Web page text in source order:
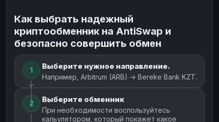
Как выбрать надежный
криптообменник на AntiSwap и
безопасно совершить обмен
1 Выберите нужное направление.
Например, Arbitrum (ARB) → Bereke Bank KZT.
2 Выберите обменник
При необходимости воспользуйтесь
кальулятором, который покажет какое